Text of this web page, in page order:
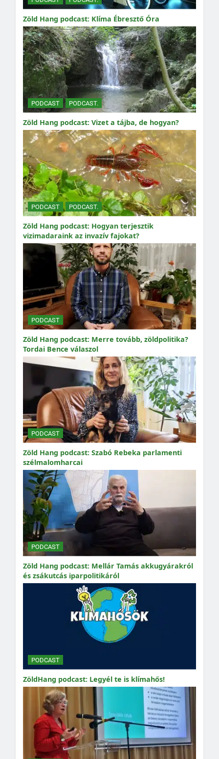
Zöld Hang podcast: Klíma Ébresztő Óra
PODCAST PODCAST.
Zöld Hang podcast: Vizet a tájba, de hogyan?
PODCAST PODCAST.
Zöld Hang podcast: Hogyan terjesztik
vizimadaraink az invazív fajokat?
PODCAST
Zöld Hang podcast: Merre tovább, zöldpolitika?
Tordai Bence válaszol
PODCAST
Zöld Hang podcast: Szabó Rebeka parlamenti
szélmalomharcai
PODCAST
Zöld Hang podcast: Mellár Tamás akkugyárakról
és zsákutcás iparpolitikáról
PODCAST
ZöldHang podcast: Legyél te is klímahős!